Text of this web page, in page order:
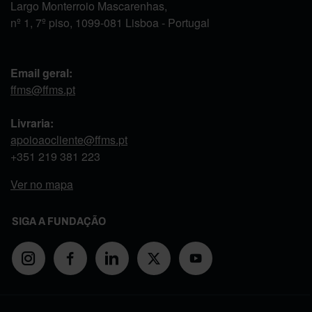
Largo Monterroio Mascarenhas,
nº 1, 7º piso, 1099-081 Lisboa - Portugal
Email geral:
ffms@ffms.pt
Livraria:
apoioaocliente@ffms.pt
+351 219 381 223
Ver no mapa
SIGA A FUNDAÇÃO